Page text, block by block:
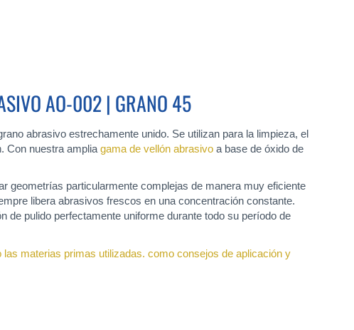
AO-002 | GRANO 45
abrasivo estrechamente unido. Se utilizan para la limpieza, el
Con nuestra amplia gama de vellón abrasivo a base de óxido de
geometrías particularmente complejas de manera muy eficiente
libera abrasivos frescos en una concentración constante.
de pulido perfectamente uniforme durante todo su período de
materias primas utilizadas. como consejos de aplicación y